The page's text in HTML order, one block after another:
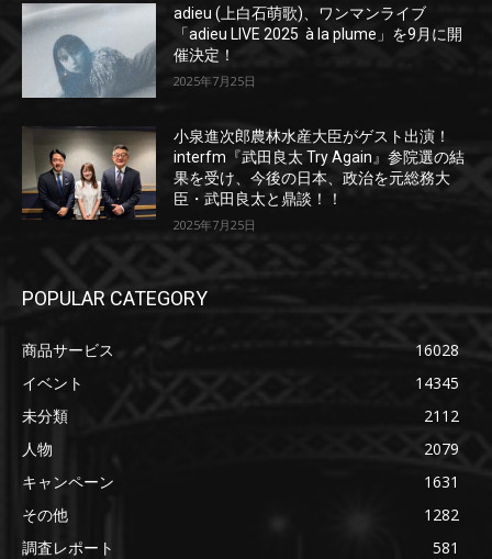
adieu (上白石萌歌)、ワンマンライブ
「adieu LIVE 2025 à la plume」を9月に開
催決定！
2025年7月25日
小泉進次郎農林水産大臣がゲスト出演！
interfm『武田良太 Try Again』参院選の結
果を受け、今後の日本、政治を元総務大
臣・武田良太と鼎談！！
2025年7月25日
POPULAR CATEGORY
商品サービス
16028
イベント
14345
未分類
2112
人物
2079
キャンペーン
1631
その他
1282
調査レポート
581